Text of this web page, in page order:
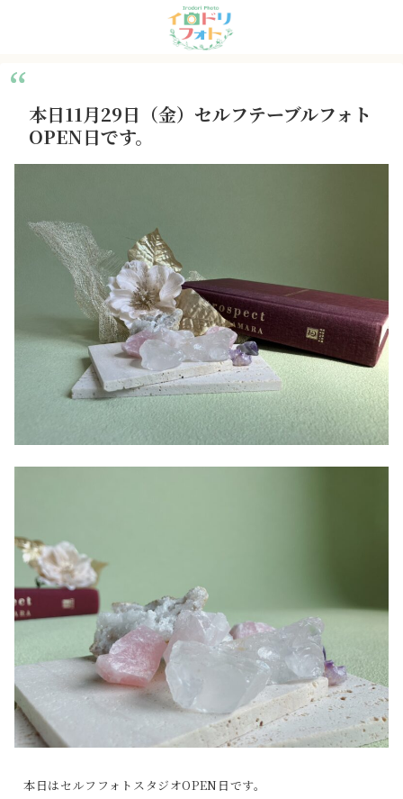
本日11月29日（金）セルフテーブルフォト
OPEN日です。
本日はセルフフォトスタジオOPEN日です。